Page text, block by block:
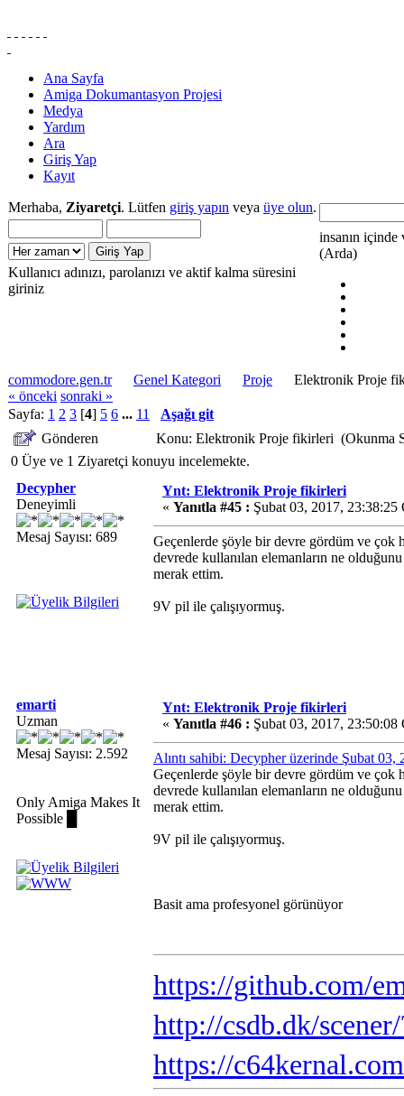
Ana Sayfa
Amiga Dokumantasyon Projesi
Medya
Yardım
Ara
Giriş Yap
Kayıt
Merhaba, Ziyaretçi. Lütfen giriş yapın veya üye olun.
Kullanıcı adınızı, parolanızı ve aktif kalma süresini
giriniz
insanın içinde
(Arda)
commodore.gen.tr Genel Kategori Proje
Elektronik Proje
« önceki sonraki »
Sayfa: 1 2 3 [4] 5 6 ... 11
Aşağı git
Gönderen
Konu: Elektronik Proje fikirleri (Okunma
0 Üye ve 1 Ziyaretçi konuyu incelemekte.
Decypher
Deneyimli
Mesaj Sayısı: 689
Ynt: Elektronik Proje fikirleri
« Yanıtla #45 : Şubat 03, 2017, 23:38:25
Geçenlerde şöyle bir devre gördüm ve
devrede kullanılan elemanların ne
merak ettim.
9V pil ile çalışıyormuş.
emarti
Uzman
Mesaj Sayısı: 2.592
Only Amiga Makes It
Possible █
Ynt: Elektronik Proje fikirleri
« Yanıtla #46 : Şubat 03, 2017, 23:50:08
Alıntı sahibi: Decypher üzerinde Şubat 03,
Geçenlerde şöyle bir devre gördüm ve
devrede kullanılan elemanların ne
merak ettim.
9V pil ile çalışıyormuş.
Basit ama profesyonel görünüyor
https://github.com/
http://csdb.dk/
https://c64kernal.com